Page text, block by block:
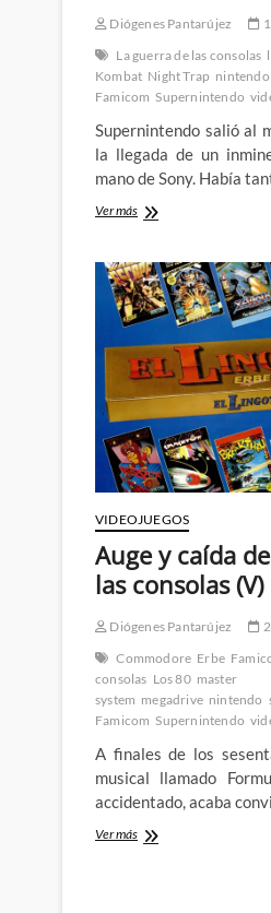
Diógenes Pantarújez
La guerra de las consolas
Kombat Night Trap nintendo
Famicom Supernintendo
Supernintendo salió al
la llegada de un
mano de Sony. Había
Ver másEl
era
Full
Motion
Video:
La
guerra
las
consolas
(VII)
VIDEOJUEGOS
Auge y caída
las consolas (V)
Diógenes Pantarújez
Commodore Erbe
consolas Los 80 master
system megadrive nintendo
Famicom Supernintendo
A finales de los
musical llamado
accidentado, acaba
Ver másAuge